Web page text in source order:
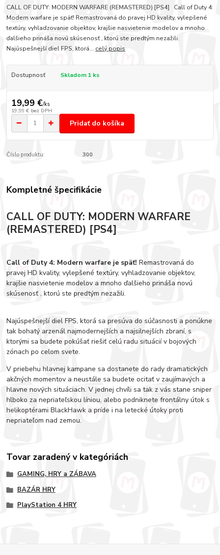
CALL OF DUTY: MODERN WARFARE (REMASTERED) [PS4] Call of Duty 4:
Modern warfare je späť! Remastrovaná do pravej HD kvality, vylepšené
textúry, vyhladzovanie objektov, krajšie nasvietenie modelov a mnoho
ďalšieho prináša novú skúsenosť , ktorú ste predtým nezažili.
Najúspešnejší diel FPS, ktorá... celý popis
Dostupnosť Skladom 1 ks
19,99 €/ks
19,99 € bez DPH
Pridať do košíka
Číslo produktu: 300
Kompletné špecifikácie
CALL OF DUTY: MODERN WARFARE
(REMASTERED) [PS4]
Call of Duty 4: Modern warfare je späť! Remastrovaná do
pravej HD kvality, vylepšené textúry, vyhladzovanie objektov,
krajšie nasvietenie modelov a mnoho ďalšieho prináša novú
skúsenosť , ktorú ste predtým nezažili.
Najúspešnejší diel FPS, ktorá sa presúva do súčasnosti a ponúkne
tak bohatý arzenál najmodernejších a najsilnejších zbraní, s
ktorými sa budete pokúšať riešiť celú radu situácií v bojových
zónach po celom svete.
V priebehu hlavnej kampane sa dostanete do rady dramatických
akčných momentov a neustále sa budete ocitať v zaujímavých a
hlavne nových situáciach. V jednej chvíli sa tak z vás stane sniper
hlboko za nepriateľskou líniou, alebo podniknete frontálny útok s
helikoptérami BlackHawk a príde i na letecké útoky proti
nepriateľom nad zemou.
Tovar zaradený v kategóriách
GAMING, HRY a ZÁBAVA
BAZÁR HRY
PlayStation 4 HRY